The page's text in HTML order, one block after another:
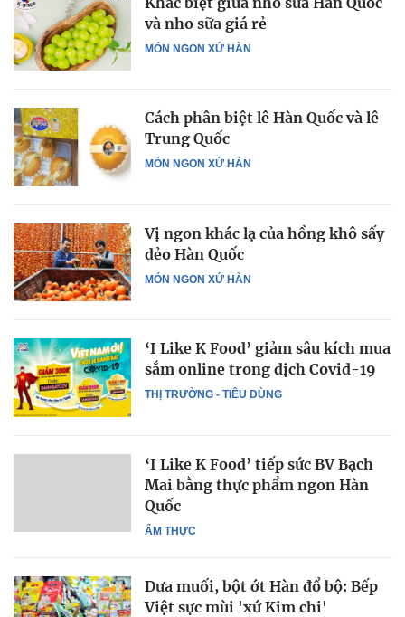
MÓN NGON XỨ HÀN
và nho sữa giá rẻ
MÓN NGON XỨ HÀN
Cách phân biệt lê Hàn Quốc và lê
Trung Quốc
MÓN NGON XỨ HÀN
Vị ngon khác lạ của hồng khô sấy
dẻo Hàn Quốc
THỊ TRƯỜNG - TIÊU DÙNG
‘I Like K Food’ giảm sâu kích mua
sắm online trong dịch Covid-19
ẨM THỰC
‘I Like K Food’ tiếp sức BV Bạch
Mai bằng thực phẩm ngon Hàn
Quốc
Dưa muối, bột ớt Hàn đổ bộ: Bếp
Việt sực mùi 'xứ Kim chi'